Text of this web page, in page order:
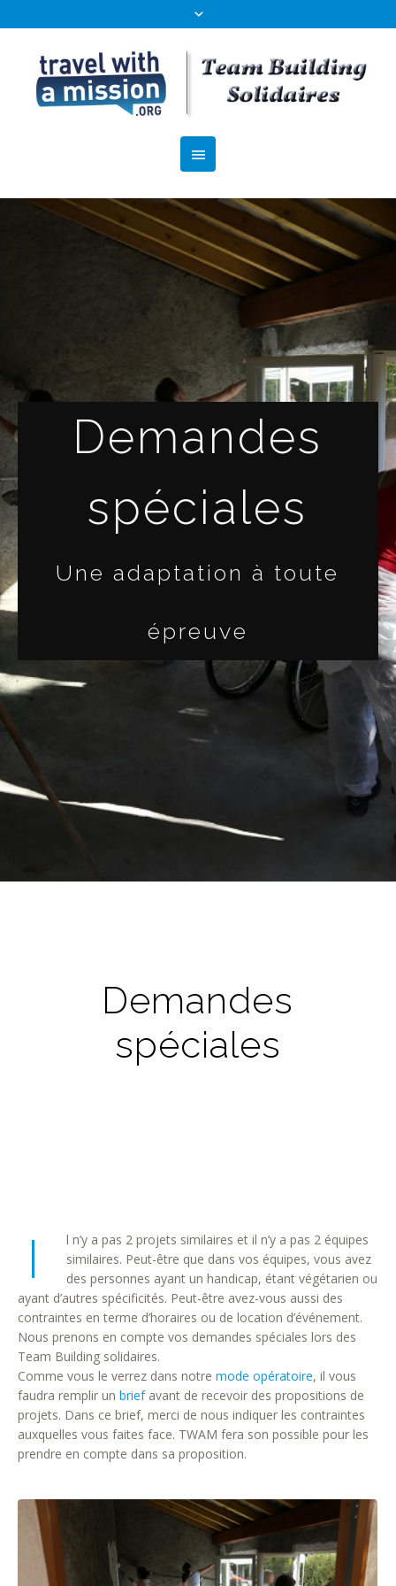
Demandes
spéciales
Une adaptation à toute
épreuve
Demandes
spéciales
I
l n’y a pas 2 projets similaires et il n’y a pas 2 équipes
similaires. Peut-être que dans vos équipes, vous avez
des personnes ayant un handicap, étant végétarien ou
ayant d’autres spécificités. Peut-être avez-vous aussi des
contraintes en terme d’horaires ou de location d’événement.
Nous prenons en compte vos demandes spéciales lors des
Team Building solidaires.
Comme vous le verrez dans notre mode opératoire, il vous
faudra remplir un briefavant de recevoir des propositions de
projets. Dans ce brief, merci de nous indiquer les contraintes
auxquelles vous faites face. TWAM fera son possible pour les
prendre en compte dans sa proposition.